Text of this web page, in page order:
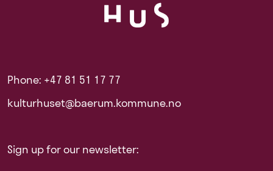
Phone: +47 81 51 17 77
kulturhuset@baerum.kommune.no
Sign up for our newsletter: